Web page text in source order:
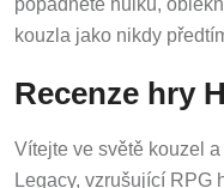
kouzla jako nikdy
Recenze hry
Vítejte ve světě kouzel
Legacy, vzrušující RPG